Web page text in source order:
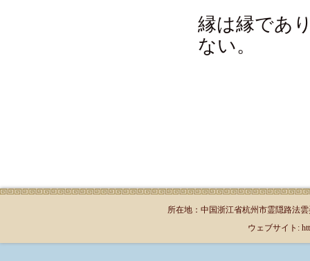
縁は縁であ
ない。
所在地：中国浙江省杭州市霊隠路法
ウェブサイト: